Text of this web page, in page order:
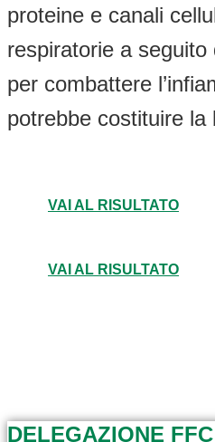
proteine e canali
respiratorie a seguito
per combattere
potrebbe costituire la
VAI AL RISULTATO
VAI AL RISULTATO
DELEGAZIONE